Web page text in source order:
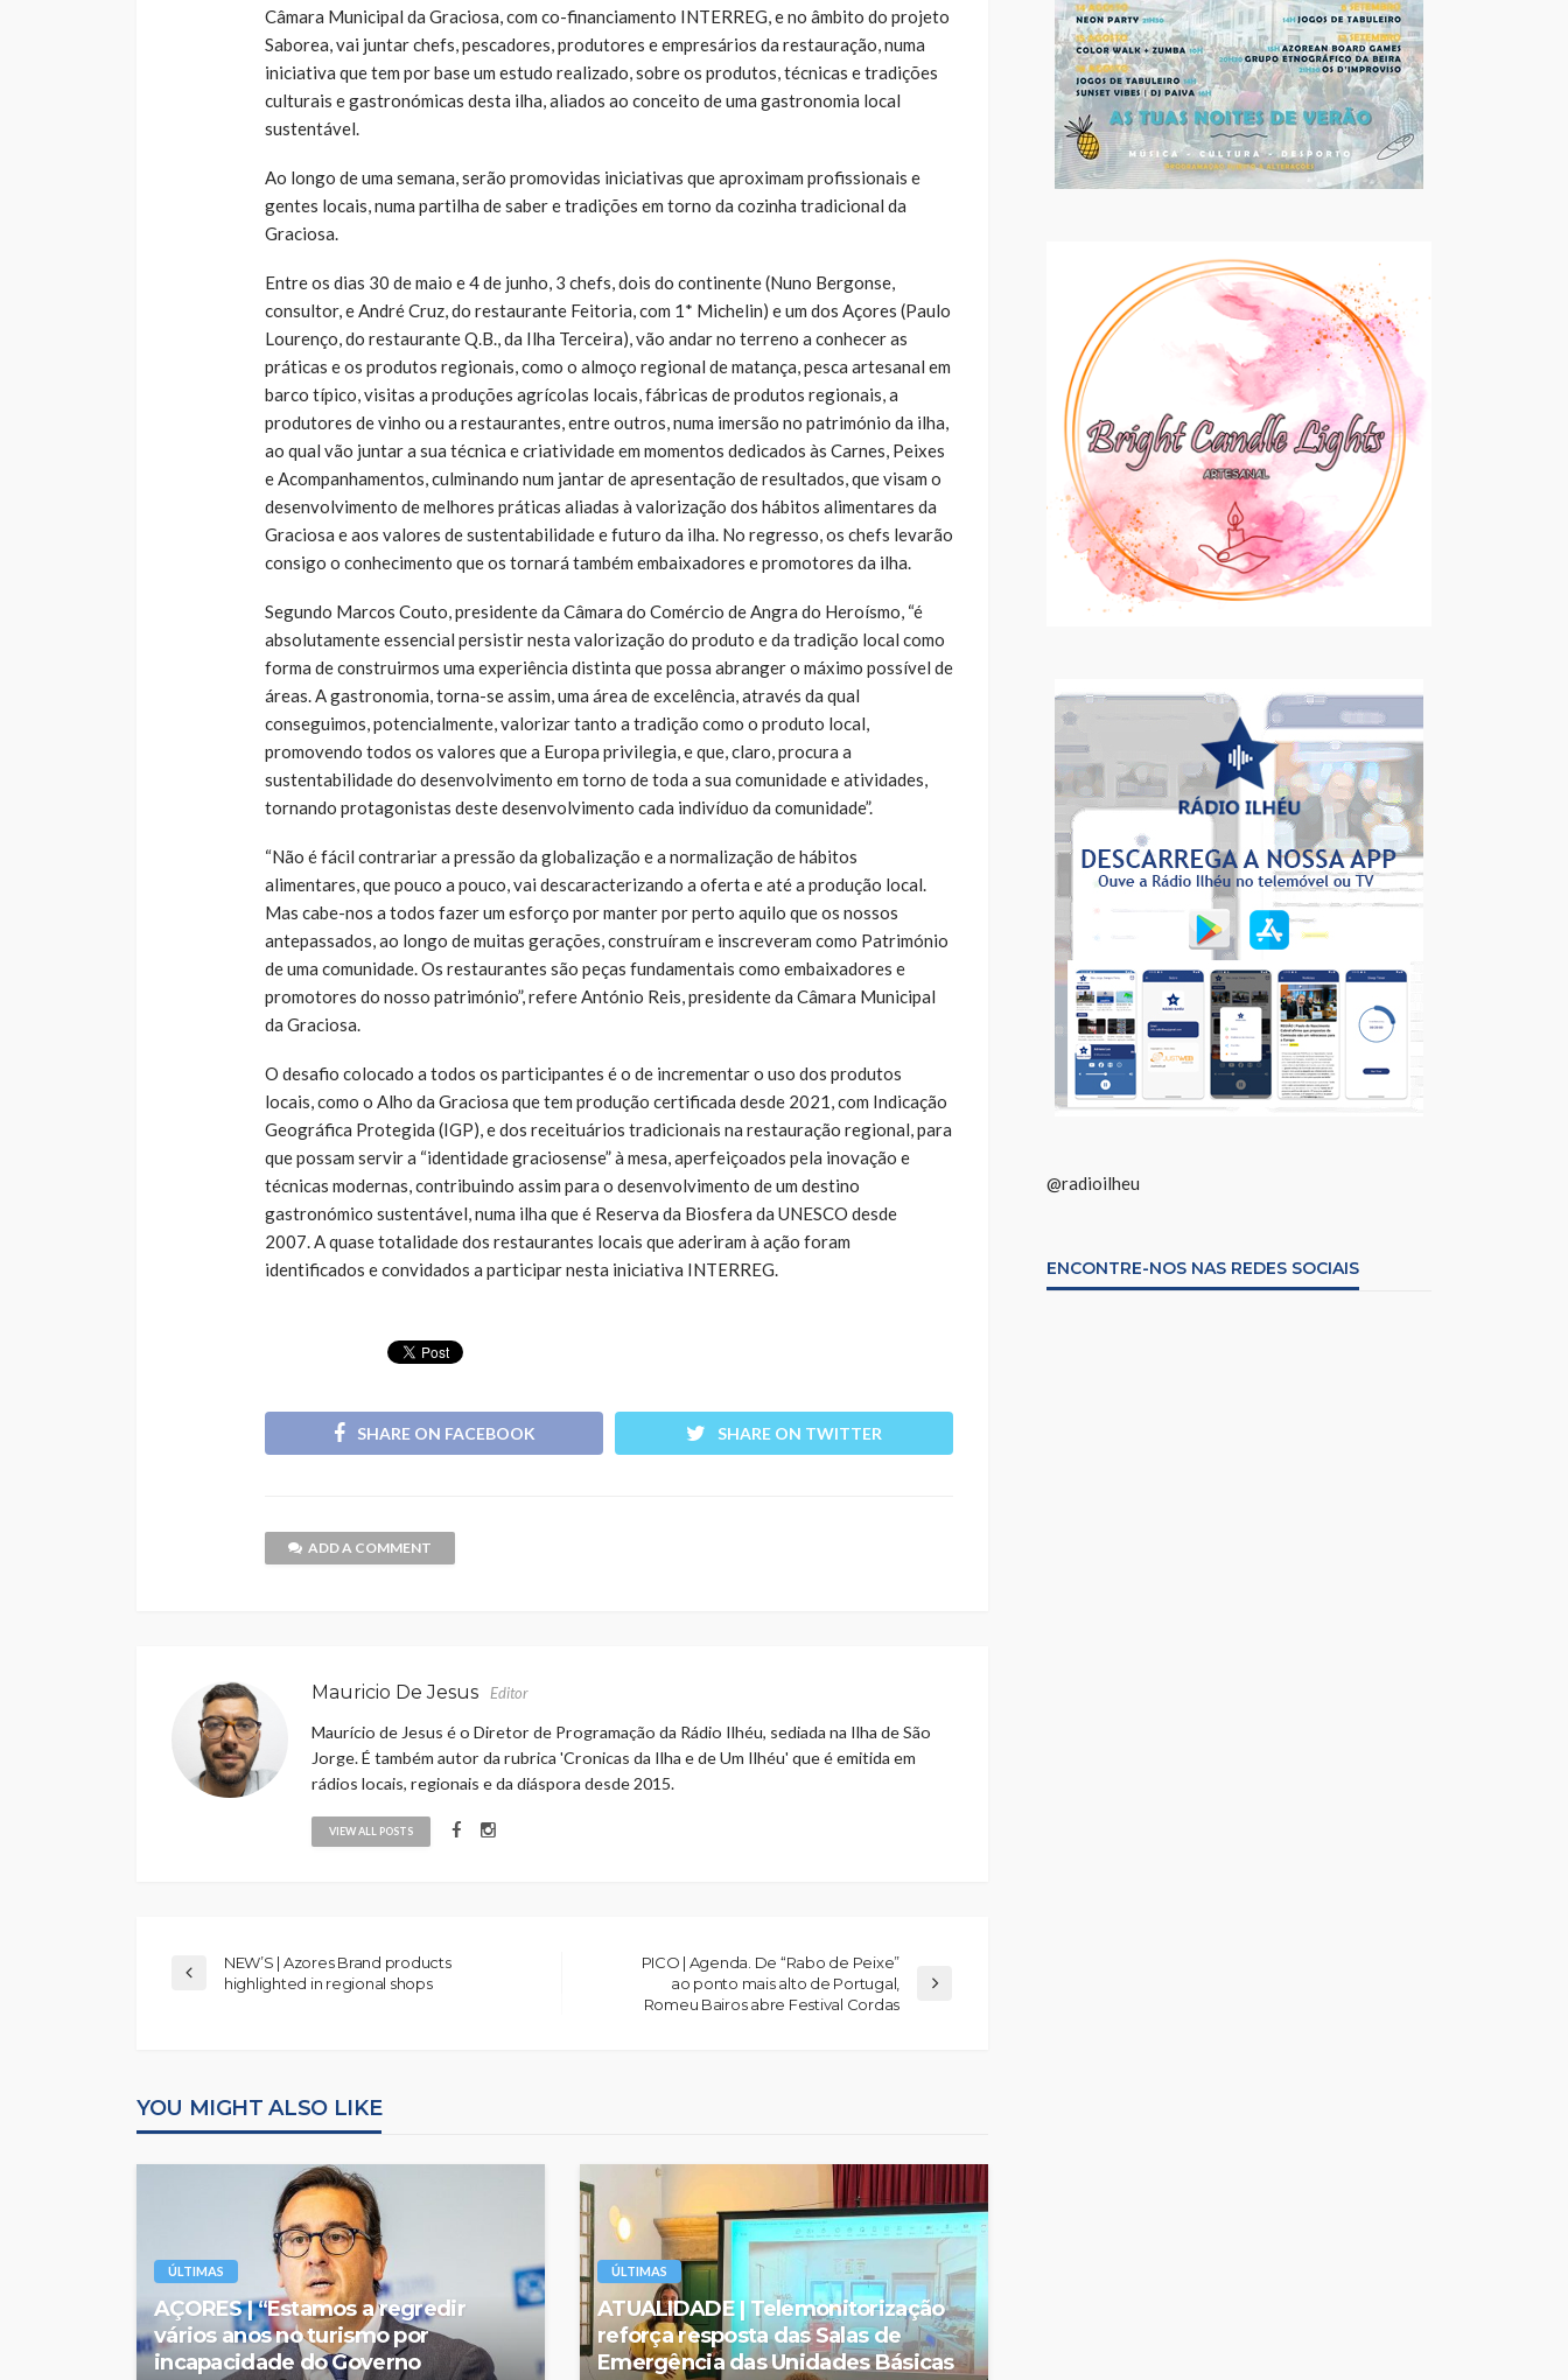
Câmara Municipal da Graciosa, com co-financiamento INTERREG, e no âmbito do projeto
Saborea, vai juntar chefs, pescadores, produtores e empresários da restauração, numa
iniciativa que tem por base um estudo realizado, sobre os produtos, técnicas e tradições
culturais e gastronómicas desta ilha, aliados ao conceito de uma gastronomia local
sustentável.
Ao longo de uma semana, serão promovidas iniciativas que aproximam profissionais e
gentes locais, numa partilha de saber e tradições em torno da cozinha tradicional da
Graciosa.
Entre os dias 30 de maio e 4 de junho, 3 chefs, dois do continente (Nuno Bergonse,
consultor, e André Cruz, do restaurante Feitoria, com 1* Michelin) e um dos Açores (Paulo
Lourenço, do restaurante Q.B., da Ilha Terceira), vão andar no terreno a conhecer as
práticas e os produtos regionais, como o almoço regional de matança, pesca artesanal em
barco típico, visitas a produções agrícolas locais, fábricas de produtos regionais, a
produtores de vinho ou a restaurantes, entre outros, numa imersão no património da ilha,
ao qual vão juntar a sua técnica e criatividade em momentos dedicados às Carnes, Peixes
e Acompanhamentos, culminando num jantar de apresentação de resultados, que visam o
desenvolvimento de melhores práticas aliadas à valorização dos hábitos alimentares da
Graciosa e aos valores de sustentabilidade e futuro da ilha. No regresso, os chefs levarão
consigo o conhecimento que os tornará também embaixadores e promotores da ilha.
Segundo Marcos Couto, presidente da Câmara do Comércio de Angra do Heroísmo, “é
absolutamente essencial persistir nesta valorização do produto e da tradição local como
forma de construirmos uma experiência distinta que possa abranger o máximo possível de
áreas. A gastronomia, torna-se assim, uma área de excelência, através da qual
conseguimos, potencialmente, valorizar tanto a tradição como o produto local,
promovendo todos os valores que a Europa privilegia, e que, claro, procura a
sustentabilidade do desenvolvimento em torno de toda a sua comunidade e atividades,
tornando protagonistas deste desenvolvimento cada indivíduo da comunidade”.
“Não é fácil contrariar a pressão da globalização e a normalização de hábitos
alimentares, que pouco a pouco, vai descaracterizando a oferta e até a produção local.
Mas cabe-nos a todos fazer um esforço por manter por perto aquilo que os nossos
antepassados, ao longo de muitas gerações, construíram e inscreveram como Património
de uma comunidade. Os restaurantes são peças fundamentais como embaixadores e
promotores do nosso património”, refere António Reis, presidente da Câmara Municipal
da Graciosa.
O desafio colocado a todos os participantes é o de incrementar o uso dos produtos
locais, como o Alho da Graciosa que tem produção certificada desde 2021, com Indicação
Geográfica Protegida (IGP), e dos receituários tradicionais na restauração regional, para
que possam servir a “identidade graciosense” à mesa, aperfeiçoados pela inovação e
técnicas modernas, contribuindo assim para o desenvolvimento de um destino
gastronómico sustentável, numa ilha que é Reserva da Biosfera da UNESCO desde
2007. A quase totalidade dos restaurantes locais que aderiram à ação foram
identificados e convidados a participar nesta iniciativa INTERREG.
SHARE ON FACEBOOK SHARE ON TWITTER
ADD A COMMENT
Mauricio De Jesus Editor
Maurício de Jesus é o Diretor de Programação da Rádio Ilhéu, sediada na Ilha de São
Jorge. É também autor da rubrica 'Cronicas da Ilha e de Um Ilhéu' que é emitida em
rádios locais, regionais e da diáspora desde 2015.
VIEW ALL POSTS
NEW’S | Azores Brand products
highlighted in regional shops
PICO | Agenda. De “Rabo de Peixe”
ao ponto mais alto de Portugal,
Romeu Bairos abre Festival Cordas
YOU MIGHT ALSO LIKE
ÚLTIMAS
AÇORES | “Estamos a regredir
vários anos no turismo por
incapacidade do Governo
ÚLTIMAS
ATUALIDADE | Telemonitorização
reforça resposta das Salas de
Emergência das Unidades Básicas
@radioilheu
ENCONTRE-NOS NAS REDES SOCIAIS